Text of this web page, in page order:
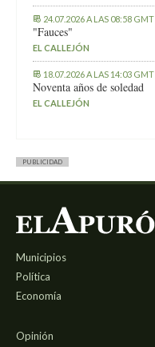
24.07.2026 A LAS 08:58 GMT
"Fauces"
EL CALLEJÓN
18.07.2026 A LAS 14:03 GMT
Noventa años de soledad
EL CALLEJÓN
PUBLICIDAD
Municipios
Política
Economía
Opinión